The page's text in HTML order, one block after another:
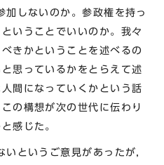
しないのか。参政権を持っ
いうことでいいのか。我々
きかということを述べるの
思っているかをとらえて述
間になっていくかという話
の構想が次の世代に伝わり
感じた。
というご意見があったが，